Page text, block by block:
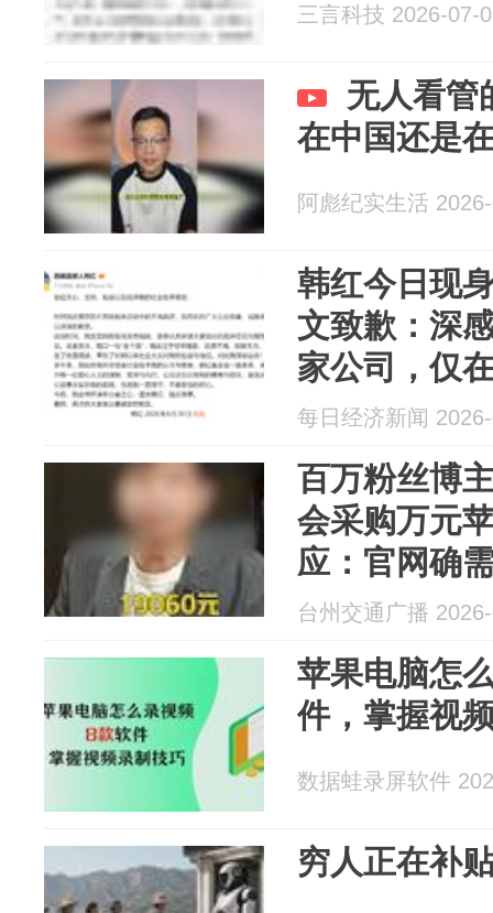
三言科技 2026-07-
无人看管
在中国还是
阿彪纪实生活
韩红今日现
文致歉：深
家公司，仅
质疑采购苹
每日经济新闻
百万粉丝博
会采购万元
应：官网确
持，审计报
核，符合相
台州交通广播
苹果电脑怎
件，掌握视
数据蛙录屏软件
穷人正在补